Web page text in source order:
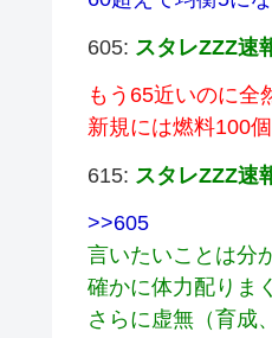
605: スタレZZZ速
もう65近いのに全
新規には燃料100
615: スタレZZZ速
>>605
言いたいことは分
確かに体力配りま
さらに虚無（育成